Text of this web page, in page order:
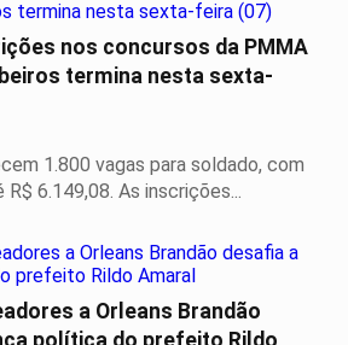
nos concursos da PMMA
termina nesta sexta-
1.800 vagas para soldado, com
6.149,08. As inscrições...
a Orleans Brandão